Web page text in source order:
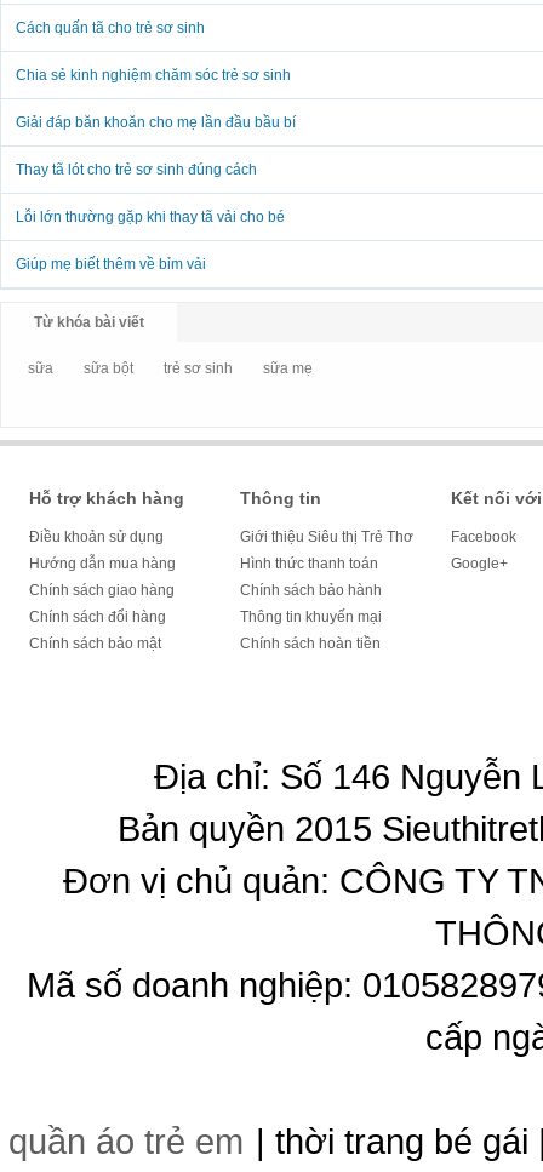
Cách quấn tã cho trẻ sơ sinh
Chia sẻ kinh nghiệm chăm sóc trẻ sơ sinh
Giải đáp băn khoăn cho mẹ lần đầu bầu bí
Thay tã lót cho trẻ sơ sinh đúng cách
Lỗi lớn thường gặp khi thay tã vải cho bé
Giúp mẹ biết thêm về bỉm vải
Từ khóa bài viết
sữa sữa bột trẻ sơ sinh sữa mẹ
Hỗ trợ khách hàng
Điều khoản sử dụng
Hướng dẫn mua hàng
Chính sách giao hàng
Chính sách đổi hàng
Chính sách bảo mật
Thông tin
Giới thiệu Siêu thị Trẻ Thơ
Hình thức thanh toán
Chính sách bảo hành
Thông tin khuyến mại
Chính sách hoàn tiền
Kết nối
Facebook
Google+
Địa chỉ: Số 146 Nguyễn
Bản quyền 2015
Đơn vị chủ quản: CÔNG TY
Mã số doanh nghiệp:
cấp
quần áo trẻ em | thời trang bé gái